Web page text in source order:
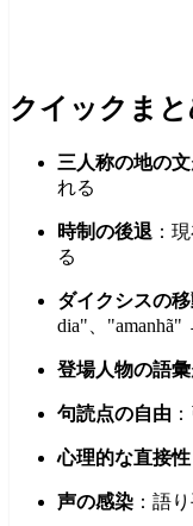
クイックま
三人称の地の文
れる
時制の後退 ：
る
ダイクシスの
dia"、"amanhã"
登場人物の語彙
句読点の自由
心理的な直接性
声の感染 ：語